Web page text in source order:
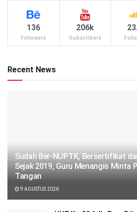
136
Followers
206k
Subscribers
Recent News
Sudah Ber-NUPTK, Bersertifikat
Sejak 2019, Guru Menangis Minta
Tangan
9 AGUSTUS 2026